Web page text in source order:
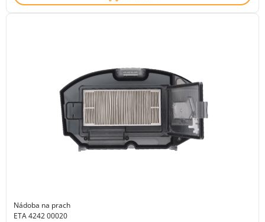
Nádoba na prach
ETA 4242 00020